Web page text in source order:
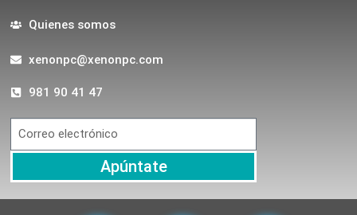
Quienes somos
xenonpc@xenonpc.com
981 90 41 47
Apúntate